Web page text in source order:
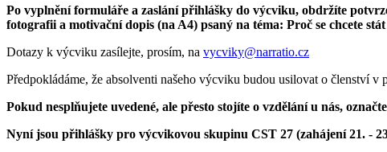
Po vyplnění formuláře a zaslání přihlášky do výcviku, obdržíte
fotografii a motivační dopis (na A4) psaný na téma: Proč se chcete
Dotazy k výcviku zasílejte, prosím, na vycviky@narratio.cz
Předpokládáme, že absolventi našeho výcviku budou usilovat o členství
Pokud nesplňujete uvedené, ale přesto stojíte o vzdělání u nás,
Nyní jsou přihlášky pro výcvikovou skupinu CST 27 (zahájení 21. -